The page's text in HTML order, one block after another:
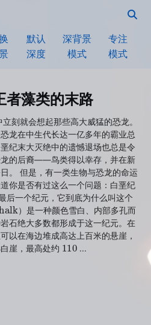
默认
深度
深背景
模式
专注
模式
者藻类的末路
刻就会想起那些高大威猛的恐龙。
龙在中生代长达一亿多年的霸业总
纪末大灭绝中的遗憾退场也总是令
龙的后裔——鸟类得以幸存，并在新
。 但是，有一类生物与恐龙的命运
你是否有过这么一个问题：白垩纪
后一个纪元，它到底为什么叫这个
）是一种颜色雪白、内部多孔而
石绝大多数都形成于这一纪元。在
以在海边堆成高达上百米的悬崖，
崖，最高处约 110 ...